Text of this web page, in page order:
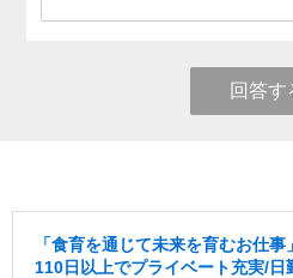
回答す
「食育を通じて未来を育むお仕
110日以上でプライベート充実/